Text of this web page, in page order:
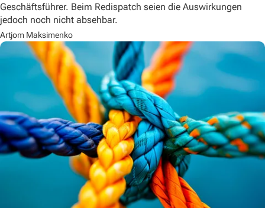
Geschäftsführer. Beim Redispatch seien die Auswirkungen
jedoch noch nicht absehbar.
Artjom Maksimenko